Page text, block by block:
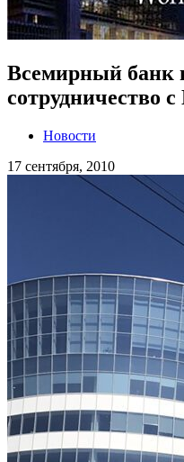
Всемирный банк
сотрудничество
Новости
17 сентября, 2010